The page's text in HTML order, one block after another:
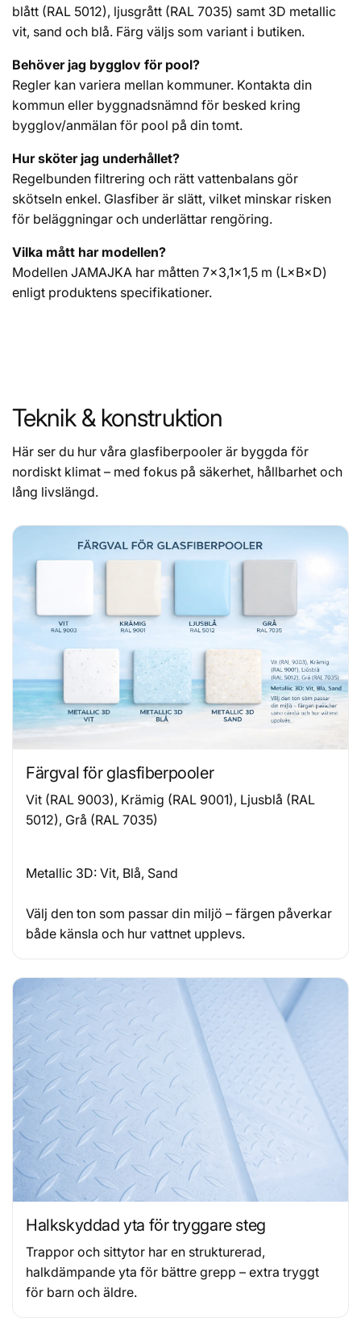
blått (RAL 5012), ljusgrått (RAL 7035) samt 3D metallic
vit, sand och blå. Färg väljs som variant i butiken.
Behöver jag bygglov för pool?
Regler kan variera mellan kommuner. Kontakta din
kommun eller byggnadsnämnd för besked kring
bygglov/anmälan för pool på din tomt.
Hur sköter jag underhållet?
Regelbunden filtrering och rätt vattenbalans gör
skötseln enkel. Glasfiber är slätt, vilket minskar risken
för beläggningar och underlättar rengöring.
Vilka mått har modellen?
Modellen JAMAJKA har måtten 7×3,1×1,5 m (L×B×D)
enligt produktens specifikationer.
Teknik & konstruktion
Här ser du hur våra glasfiberpooler är byggda för
nordiskt klimat – med fokus på säkerhet, hållbarhet och
lång livslängd.
Färgval för glasfiberpooler
Vit (RAL 9003), Krämig (RAL 9001), Ljusblå (RAL
5012), Grå (RAL 7035)
Metallic 3D: Vit, Blå, Sand
Välj den ton som passar din miljö – färgen påverkar
både känsla och hur vattnet upplevs.
Halkskyddad yta för tryggare steg
Trappor och sittytor har en strukturerad,
halkdämpande yta för bättre grepp – extra tryggt
för barn och äldre.